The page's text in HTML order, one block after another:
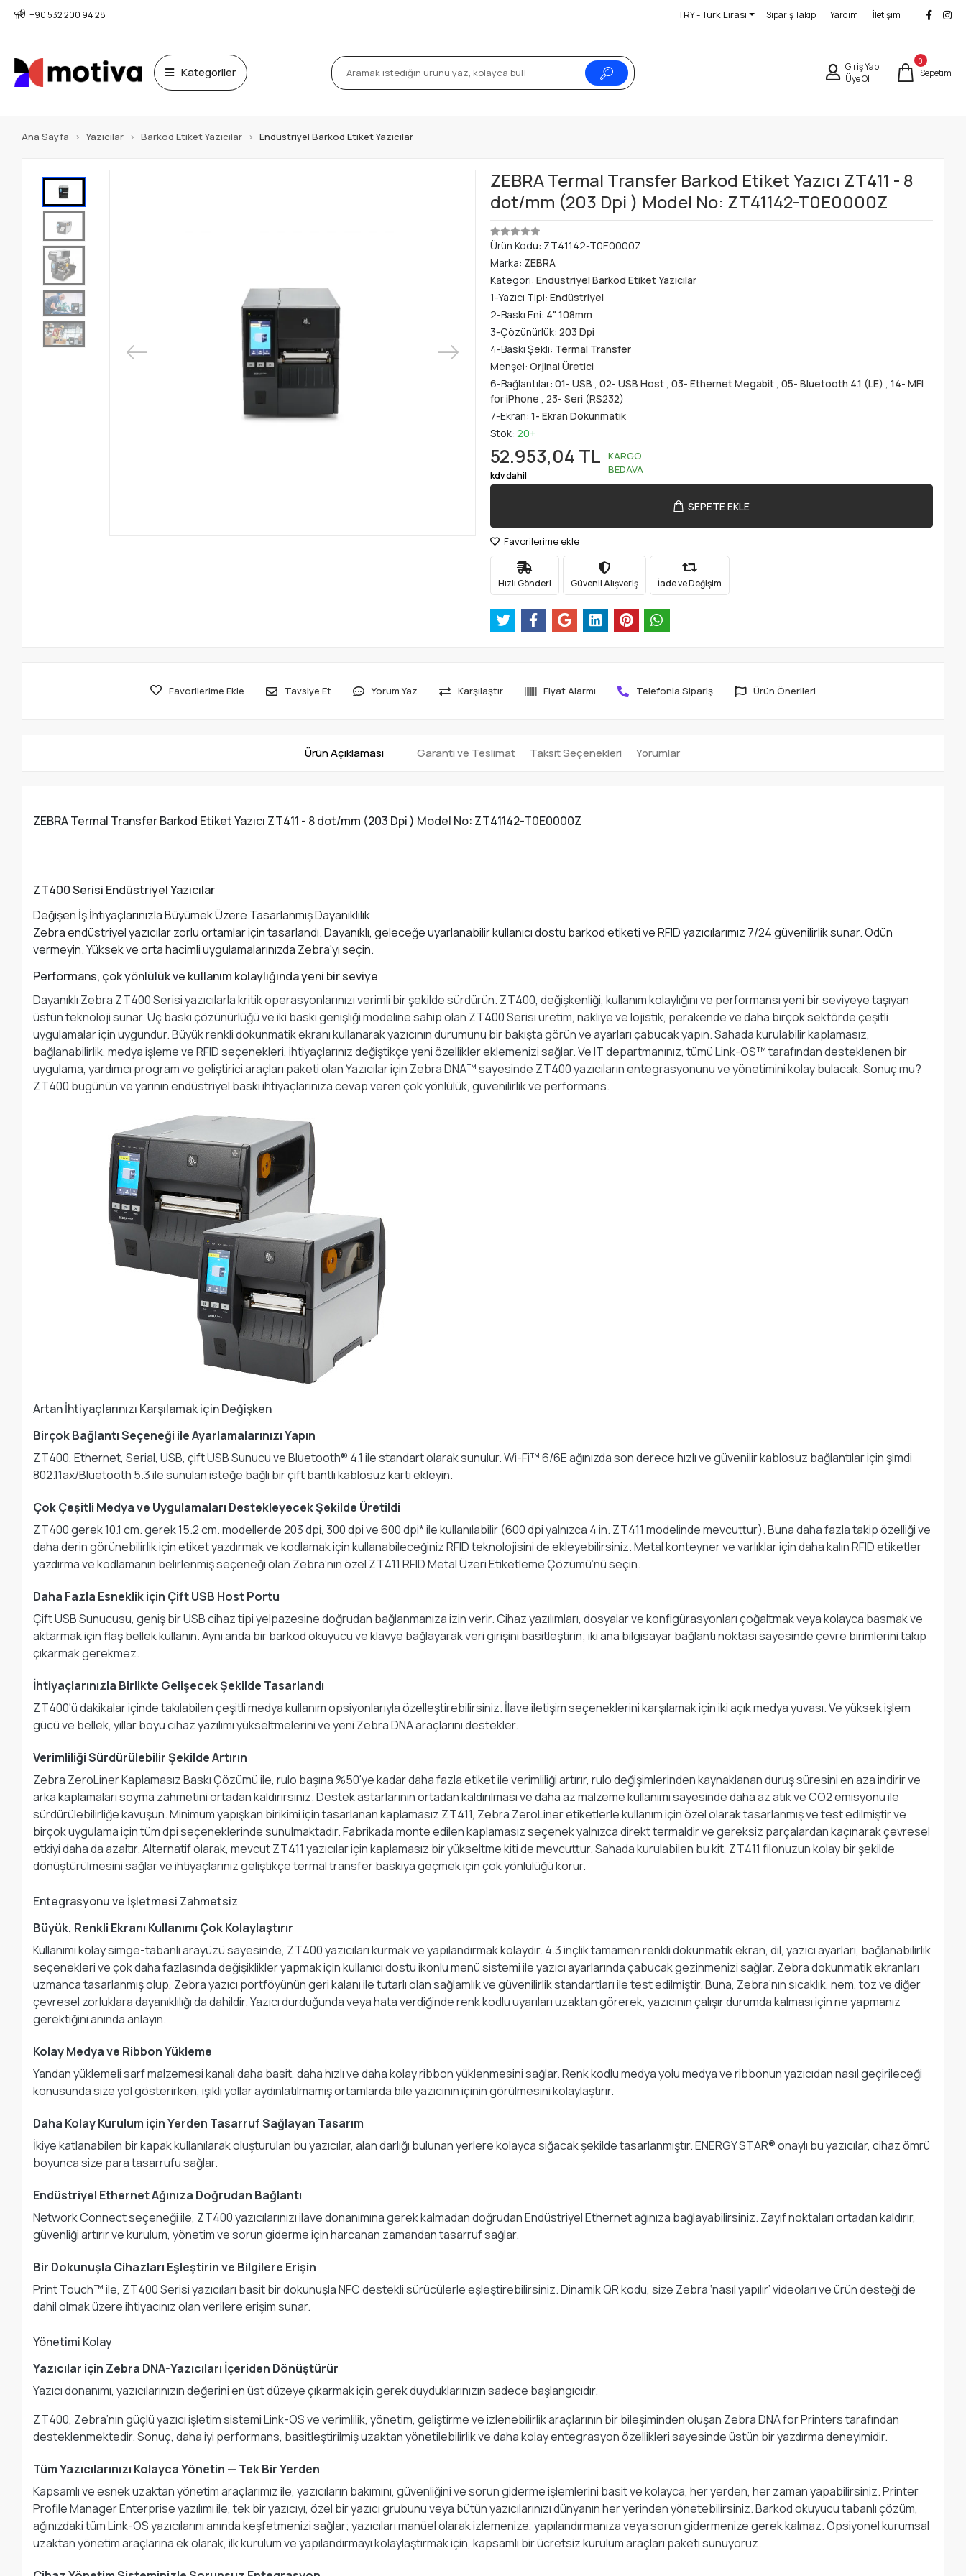
+90 532 200 94 28 TRY - Türk Lirası Sipariş Takip Yardım İletişim
Kategoriler
Giriş Yap
Üye Ol
0
Sepetim
Ana Sayfa Yazıcılar Barkod Etiket Yazıcılar Endüstriyel Barkod Etiket Yazıcılar
ZEBRA Termal Transfer Barkod Etiket Yazıcı ZT411 - 8
dot/mm (203 Dpi ) Model No: ZT41142-T0E0000Z
Ürün Kodu: ZT41142-T0E0000Z
Marka: ZEBRA
Kategori: Endüstriyel Barkod Etiket Yazıcılar
1-Yazıcı Tipi: Endüstriyel
2-Baskı Eni: 4" 108mm
3-Çözünürlük: 203 Dpi
4-Baskı Şekli: Termal Transfer
Menşei: Orjinal Üretici
6-Bağlantılar: 01- USB , 02- USB Host, 03- Ethernet Megabit, 05- Bluetooth 4.1 (LE) , 14- MFI
for iPhone , 23- Seri (RS232)
7-Ekran: 1- Ekran Dokunmatik
Stok: 20+
52.953,04 TL
kdv dahil
KARGO
BEDAVA
SEPETE EKLE
Favorilerime ekle
Hızlı Gönderi Güvenli Alışveriş İade ve Değişim
Favorilerime Ekle Tavsiye Et Yorum Yaz Karşılaştır Fiyat Alarmı Telefonla Sipariş Ürün Önerileri
Ürün Açıklaması Garanti ve Teslimat Taksit Seçenekleri Yorumlar
ZEBRA Termal Transfer Barkod Etiket Yazıcı ZT411 - 8 dot/mm (203 Dpi ) Model No: ZT41142-T0E0000Z
ZT400 Serisi Endüstriyel Yazıcılar
Değişen İş İhtiyaçlarınızla Büyümek Üzere Tasarlanmış Dayanıklılık
Zebra endüstriyel yazıcılar zorlu ortamlar için tasarlandı. Dayanıklı, geleceğe uyarlanabilir kullanıcı dostu barkod etiketi ve RFID yazıcılarımız 7/24 güvenilirlik sunar. Ödün
vermeyin. Yüksek ve orta hacimli uygulamalarınızda Zebra'yı seçin.
Performans, çok yönlülük ve kullanım kolaylığında yeni bir seviye
Dayanıklı Zebra ZT400 Serisi yazıcılarla kritik operasyonlarınızı verimli bir şekilde sürdürün. ZT400, değişkenliği, kullanım kolaylığını ve performansı yeni bir seviyeye taşıyan
üstün teknoloji sunar. Üç baskı çözünürlüğü ve iki baskı genişliği modeline sahip olan ZT400 Serisi üretim, nakliye ve lojistik, perakende ve daha birçok sektörde çeşitli
uygulamalar için uygundur. Büyük renkli dokunmatik ekranı kullanarak yazıcının durumunu bir bakışta görün ve ayarları çabucak yapın. Sahada kurulabilir kaplamasız,
bağlanabilirlik, medya işleme ve RFID seçenekleri, ihtiyaçlarınız değiştikçe yeni özellikler eklemenizi sağlar. Ve IT departmanınız, tümü Link-OS™ tarafından desteklenen bir
uygulama, yardımcı program ve geliştirici araçları paketi olan Yazıcılar için Zebra DNA™ sayesinde ZT400 yazıcıların entegrasyonunu ve yönetimini kolay bulacak. Sonuç mu?
ZT400 bugünün ve yarının endüstriyel baskı ihtiyaçlarınıza cevap veren çok yönlülük, güvenilirlik ve performans.
Artan İhtiyaçlarınızı Karşılamak için Değişken
Birçok Bağlantı Seçeneği ile Ayarlamalarınızı Yapın
ZT400, Ethernet, Serial, USB, çift USB Sunucu ve Bluetooth® 4.1 ile standart olarak sunulur. Wi-Fi™ 6/6E ağınızda son derece hızlı ve güvenilir kablosuz bağlantılar için şimdi
802.11ax/Bluetooth 5.3 ile sunulan isteğe bağlı bir çift bantlı kablosuz kartı ekleyin.
Çok Çeşitli Medya ve Uygulamaları Destekleyecek Şekilde Üretildi
ZT400 gerek 10.1 cm. gerek 15.2 cm. modellerde 203 dpi, 300 dpi ve 600 dpi* ile kullanılabilir (600 dpi yalnızca 4 in. ZT411 modelinde mevcuttur). Buna daha fazla takip özelliği ve
daha derin görünebilirlik için etiket yazdırmak ve kodlamak için kullanabileceğiniz RFID teknolojisini de ekleyebilirsiniz. Metal konteyner ve varlıklar için daha kalın RFID etiketler
yazdırma ve kodlamanın belirlenmiş seçeneği olan Zebra’nın özel ZT411 RFID Metal Üzeri Etiketleme Çözümü’nü seçin.
Daha Fazla Esneklik için Çift USB Host Portu
Çift USB Sunucusu, geniş bir USB cihaz tipi yelpazesine doğrudan bağlanmanıza izin verir. Cihaz yazılımları, dosyalar ve konfigürasyonları çoğaltmak veya kolayca basmak ve
aktarmak için flaş bellek kullanın. Aynı anda bir barkod okuyucu ve klavye bağlayarak veri girişini basitleştirin; iki ana bilgisayar bağlantı noktası sayesinde çevre birimlerini takıp
çıkarmak gerekmez.
İhtiyaçlarınızla Birlikte Gelişecek Şekilde Tasarlandı
ZT400'ü dakikalar içinde takılabilen çeşitli medya kullanım opsiyonlarıyla özelleştirebilirsiniz. İlave iletişim seçeneklerini karşılamak için iki açık medya yuvası. Ve yüksek işlem
gücü ve bellek, yıllar boyu cihaz yazılımı yükseltmelerini ve yeni Zebra DNA araçlarını destekler.
Verimliliği Sürdürülebilir Şekilde Artırın
Zebra ZeroLiner Kaplamasız Baskı Çözümü ile, rulo başına %50'ye kadar daha fazla etiket ile verimliliği artırır, rulo değişimlerinden kaynaklanan duruş süresini en aza indirir ve
arka kaplamaları soyma zahmetini ortadan kaldırırsınız. Destek astarlarının ortadan kaldırılması ve daha az malzeme kullanımı sayesinde daha az atık ve CO2 emisyonu ile
sürdürülebilirliğe kavuşun. Minimum yapışkan birikimi için tasarlanan kaplamasız ZT411, Zebra ZeroLiner etiketlerle kullanım için özel olarak tasarlanmış ve test edilmiştir ve
birçok uygulama için tüm dpi seçeneklerinde sunulmaktadır. Fabrikada monte edilen kaplamasız seçenek yalnızca direkt termaldir ve gereksiz parçalardan kaçınarak çevresel
etkiyi daha da azaltır. Alternatif olarak, mevcut ZT411 yazıcılar için kaplamasız bir yükseltme kiti de mevcuttur. Sahada kurulabilen bu kit, ZT411 filonuzun kolay bir şekilde
dönüştürülmesini sağlar ve ihtiyaçlarınız geliştikçe termal transfer baskıya geçmek için çok yönlülüğü korur.
Entegrasyonu ve İşletmesi Zahmetsiz
Büyük, Renkli Ekranı Kullanımı Çok Kolaylaştırır
Kullanımı kolay simge-tabanlı arayüzü sayesinde, ZT400 yazıcıları kurmak ve yapılandırmak kolaydır. 4.3 inçlik tamamen renkli dokunmatik ekran, dil, yazıcı ayarları, bağlanabilirlik
seçenekleri ve çok daha fazlasında değişiklikler yapmak için kullanıcı dostu ikonlu menü sistemi ile yazıcı ayarlarında çabucak gezinmenizi sağlar. Zebra dokunmatik ekranları
uzmanca tasarlanmış olup, Zebra yazıcı portföyünün geri kalanı ile tutarlı olan sağlamlık ve güvenilirlik standartları ile test edilmiştir. Buna, Zebra’nın sıcaklık, nem, toz ve diğer
çevresel zorluklara dayanıklılığı da dahildir. Yazıcı durduğunda veya hata verdiğinde renk kodlu uyarıları uzaktan görerek, yazıcının çalışır durumda kalması için ne yapmanız
gerektiğini anında anlayın.
Kolay Medya ve Ribbon Yükleme
Yandan yüklemeli sarf malzemesi kanalı daha basit, daha hızlı ve daha kolay ribbon yüklenmesini sağlar. Renk kodlu medya yolu medya ve ribbonun yazıcıdan nasıl geçirileceği
konusunda size yol gösterirken, ışıklı yollar aydınlatılmamış ortamlarda bile yazıcının içinin görülmesini kolaylaştırır.
Daha Kolay Kurulum için Yerden Tasarruf Sağlayan Tasarım
İkiye katlanabilen bir kapak kullanılarak oluşturulan bu yazıcılar, alan darlığı bulunan yerlere kolayca sığacak şekilde tasarlanmıştır. ENERGY STAR® onaylı bu yazıcılar, cihaz ömrü
boyunca size para tasarrufu sağlar.
Endüstriyel Ethernet Ağınıza Doğrudan Bağlantı
Network Connect seçeneği ile, ZT400 yazıcılarınızı ilave donanımına gerek kalmadan doğrudan Endüstriyel Ethernet ağınıza bağlayabilirsiniz. Zayıf noktaları ortadan kaldırır,
güvenliği artırır ve kurulum, yönetim ve sorun giderme için harcanan zamandan tasarruf sağlar.
Bir Dokunuşla Cihazları Eşleştirin ve Bilgilere Erişin
Print Touch™ ile, ZT400 Serisi yazıcıları basit bir dokunuşla NFC destekli sürücülerle eşleştirebilirsiniz. Dinamik QR kodu, size Zebra ‘nasıl yapılır’ videoları ve ürün desteği de
dahil olmak üzere ihtiyacınız olan verilere erişim sunar.
Yönetimi Kolay
Yazıcılar için Zebra DNA-Yazıcıları İçeriden Dönüştürür
Yazıcı donanımı, yazıcılarınızın değerini en üst düzeye çıkarmak için gerek duyduklarınızın sadece başlangıcıdır.
ZT400, Zebra’nın güçlü yazıcı işletim sistemi Link-OS ve verimlilik, yönetim, geliştirme ve izlenebilirlik araçlarının bir bileşiminden oluşan Zebra DNA for Printers tarafından
desteklenmektedir. Sonuç, daha iyi performans, basitleştirilmiş uzaktan yönetilebilirlik ve daha kolay entegrasyon özellikleri sayesinde üstün bir yazdırma deneyimidir.
Tüm Yazıcılarınızı Kolayca Yönetin — Tek Bir Yerden
Kapsamlı ve esnek uzaktan yönetim araçlarımız ile, yazıcıların bakımını, güvenliğini ve sorun giderme işlemlerini basit ve kolayca, her yerden, her zaman yapabilirsiniz. Printer
Profile Manager Enterprise yazılımı ile, tek bir yazıcıyı, özel bir yazıcı grubunu veya bütün yazıcılarınızı dünyanın her yerinden yönetebilirsiniz. Barkod okuyucu tabanlı çözüm,
ağınızdaki tüm Link-OS yazıcılarını anında keşfetmenizi sağlar; yazıcıları manüel olarak izlemenize, yapılandırmanıza veya sorun gidermenize gerek kalmaz. Opsiyonel kurumsal
uzaktan yönetim araçlarına ek olarak, ilk kurulum ve yapılandırmayı kolaylaştırmak için, kapsamlı bir ücretsiz kurulum araçları paketi sunuyoruz.